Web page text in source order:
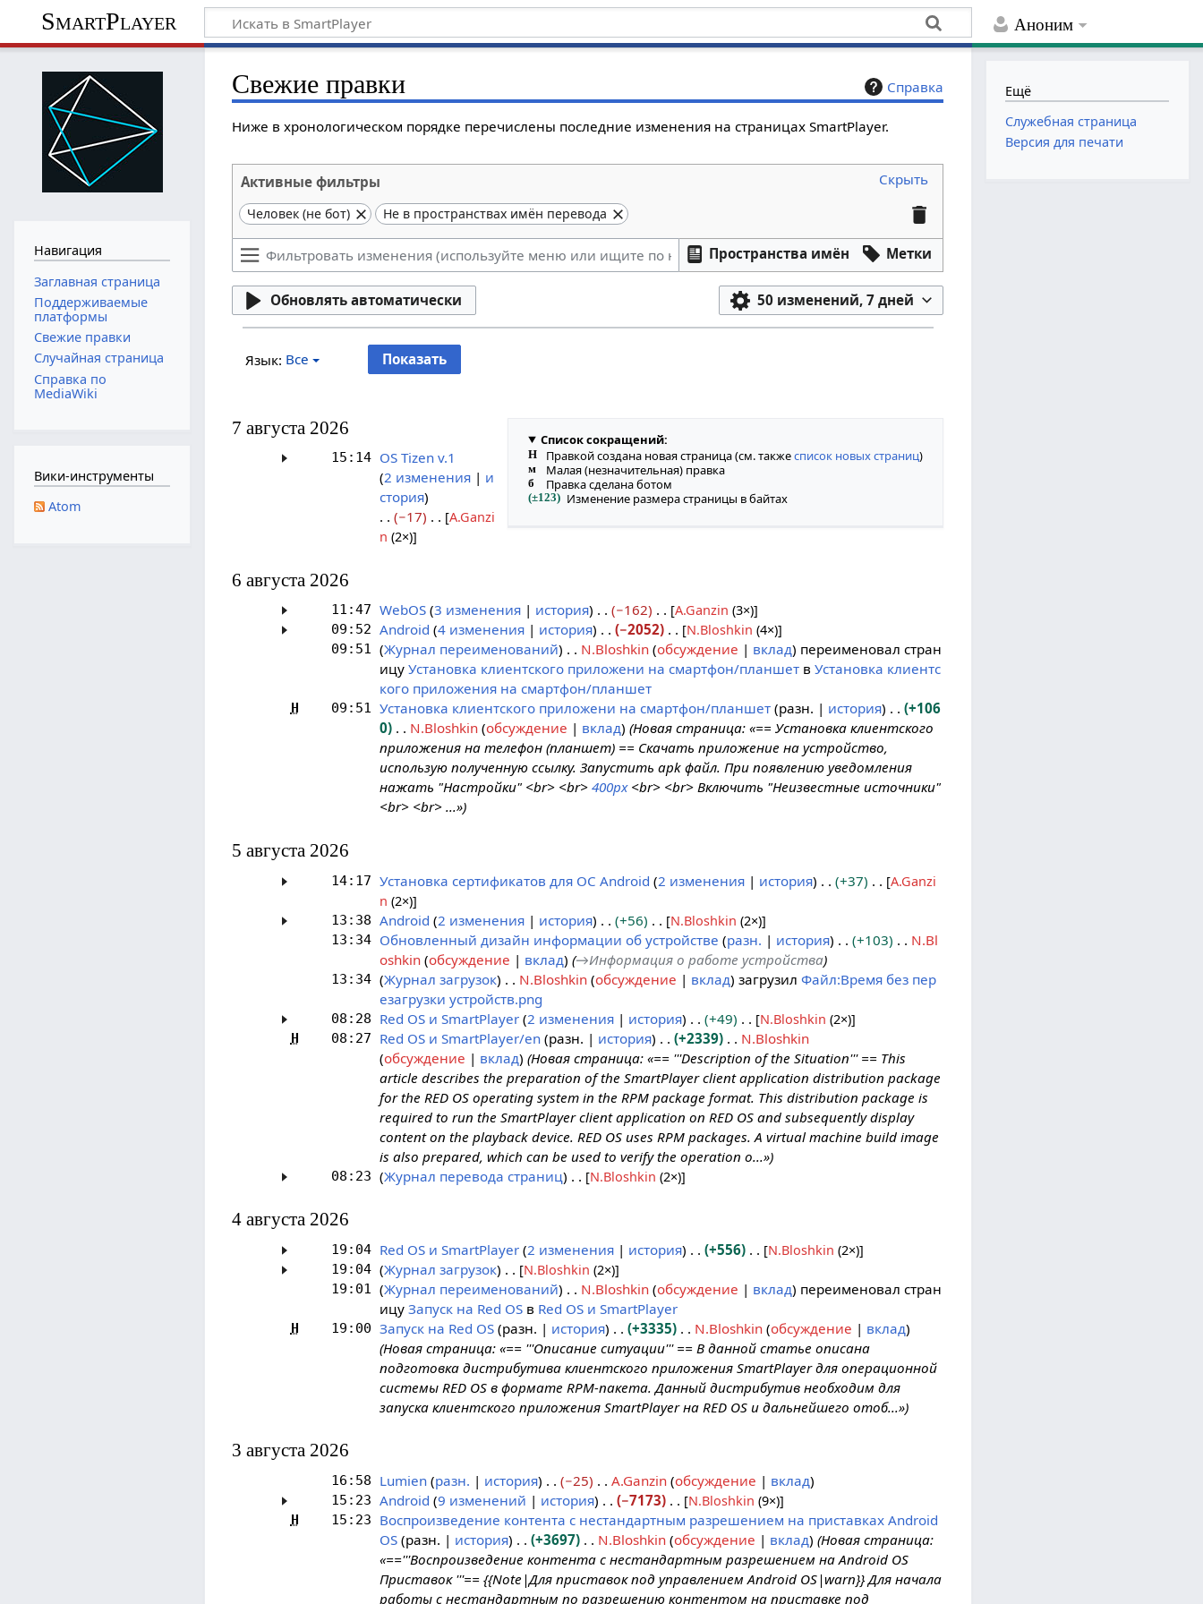
Аноним
SmartPlayer
Справка
Свежие правки
Ниже в хронологическом порядке перечислены последние изменения на страницах SmartPlayer.
Активные фильтры Скрыть
Человек (не бот) Не в пространствах имён перевода
Пространства имён Метки
Обновлять автоматически 50 изменений, 7 дней
Язык: Все
Список сокращений:
Н Правкой создана новая страница (см. такжесписок новых страниц)
м Малая (незначительная) правка
б Правка сделана ботом
(±123) Изменение размера страницы в байтах
7 августа 2026
15:14 OS Tizen v.1
2 изменения
и
стория
−17
[A.Ganzi
n (2×)]
6 августа 2026
11:47 WebOS 3 изменения история −162 [A.Ganzin (3×)]
09:52 Android 4 изменения история −2052 [N.Bloshkin (4×)]
09:51 Журнал переименований N.Bloshkin обсуждение вклад переименовал стран
ицу Установка клиентского приложени на смартфон/планшетв Установка клиентс
кого приложения на смартфон/планшет
Н 09:51 Установка клиентского приложени на смартфон/планшет разн. история
+106
0
N.Bloshkin обсуждение вклад (Новая страница: «== Установка клиентского
приложения на телефон (планшет) == Скачать приложение на устройство,
использую полученную ссылку. Запустить apk файл. При появлению уведомления
нажать "Настройки" <br> <br> 400px<br> <br> Включить "Неизвестные источники"
<br> <br> ...»)
5 августа 2026
14:17 Установка сертификатов для ОС Android 2 изменения история +37 [A.Ganzi
n (2×)]
13:38 Android 2 изменения история +56 [N.Bloshkin (2×)]
13:34 Обновленный дизайн информации об устройстве разн. история +103
N.Bl
oshkin обсуждение вклад (→Информация о работе устройства)
13:34 Журнал загрузок N.Bloshkin обсуждение вклад загрузил Файл:Время без пер
езагрузки устройств.png
08:28 Red OS и SmartPlayer 2 изменения история +49 [N.Bloshkin (2×)]
Н 08:27 Red OS и SmartPlayer/en разн. история +2339
N.Bloshkin
обсуждение
вклад (Новая страница: «== '''Description of the Situation''' == This
article describes the preparation of the SmartPlayer client application distribution package
for the RED OS operating system in the RPM package format. This distribution package is
required to run the SmartPlayer client application on RED OS and subsequently display
content on the playback device. RED OS uses RPM packages. A virtual machine build image
is also prepared, which can be used to verify the operation o...»)
08:23 (Журнал перевода страниц) [N.Bloshkin (2×)]
4 августа 2026
19:04 Red OS и SmartPlayer 2 изменения история +556 [N.Bloshkin (2×)]
19:04 (Журнал загрузок) [N.Bloshkin (2×)]
19:01 Журнал переименований N.Bloshkin обсуждение вклад переименовал стран
ицу Запуск на Red OSв Red OS и SmartPlayer
Н 19:00 Запуск на Red OS разн. история +3335 N.Bloshkin обсуждение
вклад
(Новая страница: «== '''Описание ситуации''' == В данной статье описана
подготовка дистрибутива клиентского приложения SmartPlayer для операционной
системы RED OS в формате RPM-пакета. Данный дистрибутив необходим для
запуска клиентского приложения SmartPlayer на RED OS и дальнейшего отоб...»)
3 августа 2026
16:58 Lumien разн. история −25 A.Ganzin обсуждение вклад
15:23 Android 9 изменений история −7173 [N.Bloshkin (9×)]
Н 15:23 Воспроизведение контента с нестандартным разрешением на приставках Android
OS разн. история +3697 N.Bloshkin обсуждение вклад (Новая страница:
«=='''Воспроизведение контента с нестандартным разрешением на Android OS
Приставок '''== {{Note|Для приставок под управлением Android OS|warn}} Для начала
работы с нестандартным по разрешению контентом на приставке под
Навигация
Заглавная страница
Поддерживаемые
платформы
Свежие правки
Случайная страница
Справка по
MediaWiki
Вики-инструменты
Atom
Ещё
Служебная страница
Версия для печати